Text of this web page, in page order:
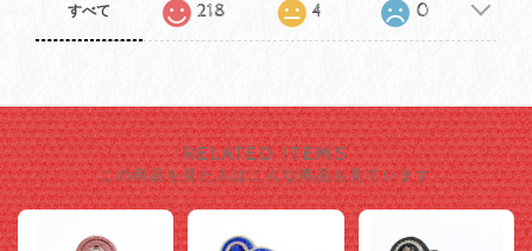
すべて 218 4 0
RELATED ITEMS
この商品を見た人はこんな商品も見ています